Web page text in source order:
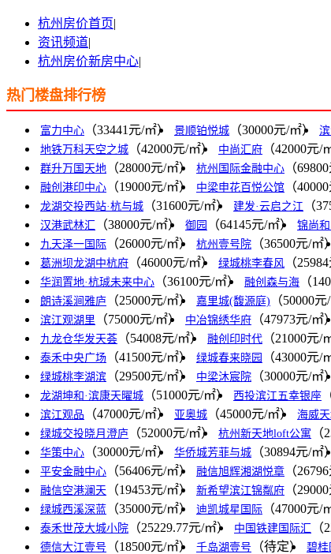
杭州房价首页|
资讯频道|
杭州房价新房中心|
热门楼盘排行榜
富力中心 （33441元/㎡） 景顺铂悦城 （30000元/㎡）
地铁万科天空之城 （42000元/㎡） 中尚汇府 （42000元/
群升万国天地 （28000元/㎡） 杭州国际金融中心 （
融创港印中心 （19000元/㎡） 中梁申花百悦公馆 （
龙湖交投西站·杭与城 （31600元/㎡） 建发·云启之江 （
汉港武林汇 （38000元/㎡） 御园 （64145元/㎡） 锦尚
九天泽一国际 （26000元/㎡） 杭州壹号院 （36500元/㎡）
葛洲坝龙湖中杭府 （46000元/㎡） 绿城桃李春风 （
华润置地·杭珹未来中心 （36100元/㎡） 融创森与海 （
朗诗溪涧雅庐 （25000元/㎡） 嘉里城(馥源庭) （50000元
滨江观湖里 （75000元/㎡） 中冶锦绣华府 （47973元/㎡）
九龙仓华发天荟 （54008元/㎡） 融创印时代 （21000元/
泰禾中央广场 （41500元/㎡） 绿城春来晓园 （43000元/
绿城桃李湖滨 （29500元/㎡） 中梁沐宸院 （30000元/㎡）
龙湖坤和·滨康天曜城 （51000元/㎡） 西投滨江五幸银座
滨江观品 （47000元/㎡） 亚奥城 （45000元/㎡） 海威
绿城交投晓月澄庐 （52000元/㎡） 杭州新天地loft公寓 （
华策中心 （30000元/㎡） 华侨城芳菲与城 （30894元/㎡）
平安金融中心 （56406元/㎡） 融信旭辉湘湖悦章 （
融信空港澜天 （19453元/㎡） 新希望滨江锦粼府 （
绿城西溪深蓝 （35000元/㎡） 迪凯城星国际 （47000元/
泰禾世茂大城小院 （25229.77元/㎡） 中国铁建国际汇 （
德信大江壹号 （18500元/㎡） 千岛湖壹号 （待定） 碧桂